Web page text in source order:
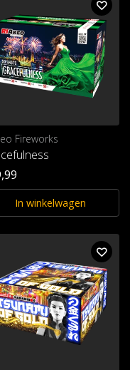
Fireworks
In winkelwagen